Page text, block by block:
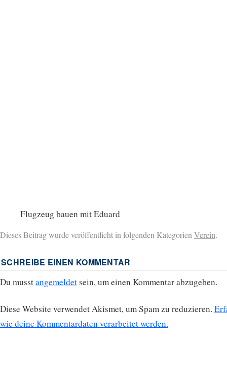
Flugzeug bauen mit Eduard
Dieses Beitrag wurde veröffentlicht in folgenden KategorienVerein.
SCHREIBE EINEN KOMMENTAR
Du musstangemeldet sein, um einen Kommentar abzugeben.
Diese Website verwendet Akismet, um Spam zu reduzieren.
wie deine Kommentardaten verarbeitet werden.